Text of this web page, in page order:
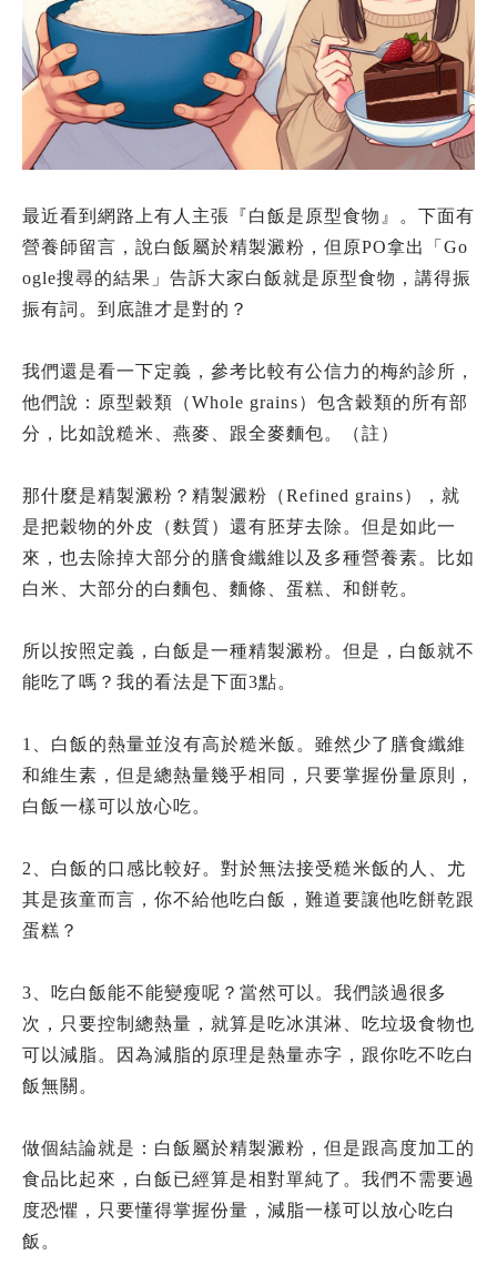
最近看到網路上有人主張『白飯是原型食物』。下面有
營養師留言，說白飯屬於精製澱粉，但原PO拿出「Go
ogle搜尋的結果」告訴大家白飯就是原型食物，講得振
振有詞。到底誰才是對的？
我們還是看一下定義，參考比較有公信力的梅約診所，
他們說：原型穀類（Whole grains）包含穀類的所有部
分，比如說糙米、燕麥、跟全麥麵包。（註）
那什麼是精製澱粉？精製澱粉（Refined grains），就
是把穀物的外皮（麩質）還有胚芽去除。但是如此一
來，也去除掉大部分的膳食纖維以及多種營養素。比如
白米、大部分的白麵包、麵條、蛋糕、和餅乾。
所以按照定義，白飯是一種精製澱粉。但是，白飯就不
能吃了嗎？我的看法是下面3點。
1、白飯的熱量並沒有高於糙米飯。雖然少了膳食纖維
和維生素，但是總熱量幾乎相同，只要掌握份量原則，
白飯一樣可以放心吃。
2、白飯的口感比較好。對於無法接受糙米飯的人、尤
其是孩童而言，你不給他吃白飯，難道要讓他吃餅乾跟
蛋糕？
3、吃白飯能不能變瘦呢？當然可以。我們談過很多
次，只要控制總熱量，就算是吃冰淇淋、吃垃圾食物也
可以減脂。因為減脂的原理是熱量赤字，跟你吃不吃白
飯無關。
做個結論就是：白飯屬於精製澱粉，但是跟高度加工的
食品比起來，白飯已經算是相對單純了。我們不需要過
度恐懼，只要懂得掌握份量，減脂一樣可以放心吃白
飯。